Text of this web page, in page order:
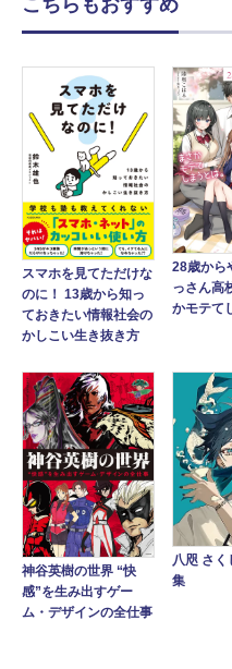
スマホを見てただけな
のに！ 13歳から知っ
ておきたい情報社会の
かしこい生き抜き方
28歳から
っさん高
かモテて
神谷英樹の世界 “快
感”を生み出すゲー
ム・デザインの全仕事
八咫 さく
集